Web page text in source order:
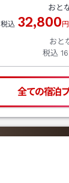
おと
税込 32,800 円
おと
税込
全ての宿泊